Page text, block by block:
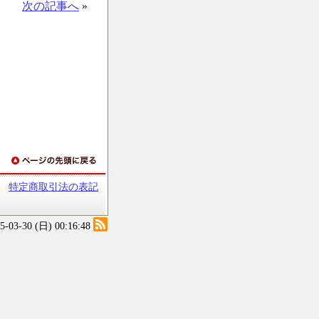
次の記事へ »
特定商取引法の表記
03-30 (日) 00:16:48